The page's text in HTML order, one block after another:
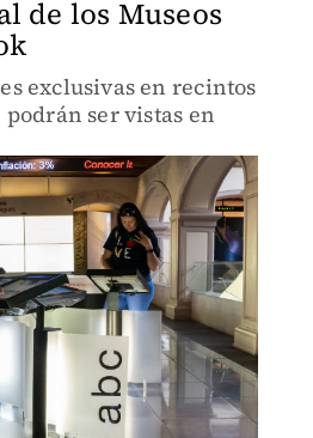
de los Museos
exclusivas en recintos
podrán ser vistas en